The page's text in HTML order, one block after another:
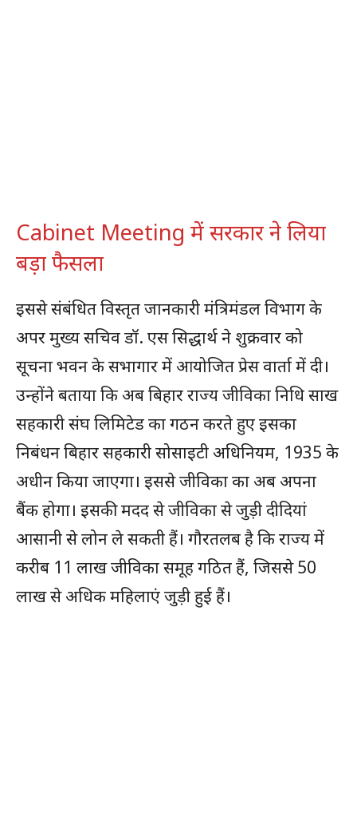
Cabinet Meeting में सरकार ने लिया
बड़ा फैसला
इससे संबंधित विस्तृत जानकारी मंत्रिमंडल विभाग के
अपर मुख्य सचिव डॉ. एस सिद्धार्थ ने शुक्रवार को
सूचना भवन के सभागार में आयोजित प्रेस वार्ता में दी।
उन्होंने बताया कि अब बिहार राज्य जीविका निधि साख
सहकारी संघ लिमिटेड का गठन करते हुए इसका
निबंधन बिहार सहकारी सोसाइटी अधिनियम, 1935 के
अधीन किया जाएगा। इससे जीविका का अब अपना
बैंक होगा। इसकी मदद से जीविका से जुड़ी दीदियां
आसानी से लोन ले सकती हैं। गौरतलब है कि राज्य में
करीब 11 लाख जीविका समूह गठित हैं, जिससे 50
लाख से अधिक महिलाएं जुड़ी हुई हैं।